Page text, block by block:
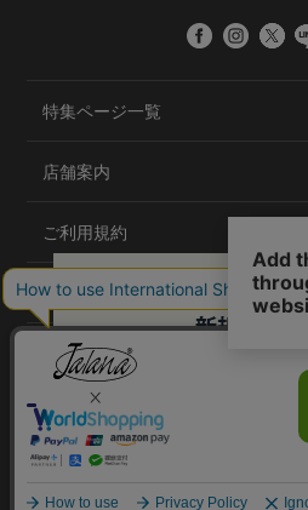
特集ページ一覧
店舗案内
ご利用規約
プライバシーポリシー
特定商取引法について
会社概要
©2020 TRANS